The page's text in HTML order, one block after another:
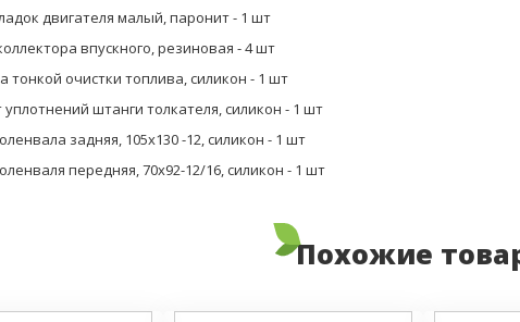
двигателя малый, паронит - 1 шт
впускного, резиновая - 4 шт
тонкой очистки топлива, силикон - 1 шт
штанги толкателя, силикон - 1 шт
задняя, 105х130 -12, силикон - 1 шт
передняя, 70х92-12/16, силикон - 1 шт
Похожие